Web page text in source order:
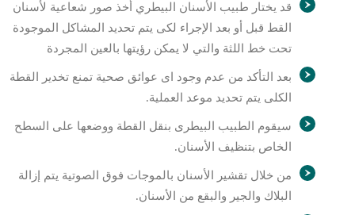
قد يختار طبيب الأسنان البيطري أخذ صور شعاعية لأسنان
القط قبل أو بعد الإجراء لكى يتم تحديد المشاكل الموجودة
تحت خط اللثة والتي لا يمكن رؤيتها بالعين المجردة
بعد التأكد من عدم وجود اى عوائق صحية تمنع تخدير القطة
الكلى يتم تحديد موعد العملية.
سيقوم الطبيب البيطرى بنقل القطة ووضعها على السطح
الخاص بتنظيف الأسنان.
من خلال تقشير الأسنان بالموجات فوق الصوتية يتم إزالة
البلاك والجير والبقع من الأسنان.